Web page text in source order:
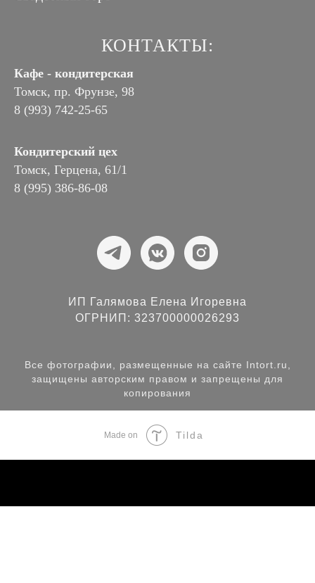
КОНТАКТЫ:
Кафе - кондитерская
Томск, пр. Фрунзе, 98
8 (993) 742-25-65
Кондитерский цех
Томск, Герцена, 61/1
8 (995) 386-86-08
ИП Галямова Елена Игоревна
ОГРНИП: 323700000026293
Все фотографии, размещенные на сайте Intort.ru,
защищены авторским правом и запрещены для
копирования
Made on Tilda